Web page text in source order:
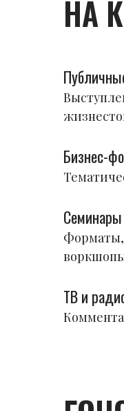
НА
Бизнес-
Форматы,
ТВ и